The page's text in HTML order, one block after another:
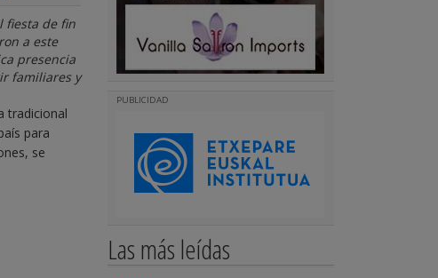
fiesta de fin
a este
presencia
familiares y
tradicional
para
se
PUBLICIDAD
Las más leídas